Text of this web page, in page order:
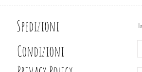
Spedizioni
Condizioni